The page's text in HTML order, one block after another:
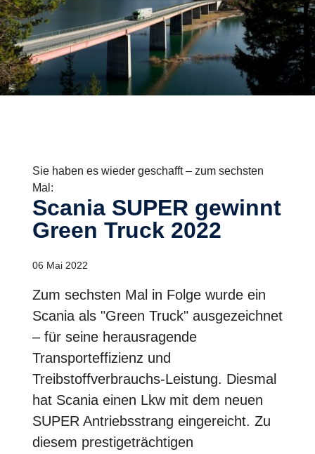
Sie haben es wieder geschafft – zum sechsten
Mal:
Scania SUPER gewinnt
Green Truck 2022
06 Mai 2022
Zum sechsten Mal in Folge wurde ein
Scania als "Green Truck" ausgezeichnet
– für seine herausragende
Transporteffizienz und
Treibstoffverbrauchs-Leistung. Diesmal
hat Scania einen Lkw mit dem neuen
SUPER Antriebsstrang eingereicht. Zu
diesem prestigeträchtigen